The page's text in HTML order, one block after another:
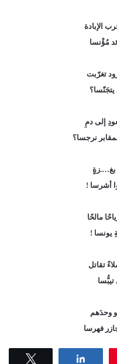
الإبادة
مُؤْنسا
تغرّبت
يتجَنّسا؟
إلى دمِ
نرجسا؟
بغ….زةٍ
أشرسا !
مالحًا
يونسا !
تقاتل
وحدَهم
فهرسا